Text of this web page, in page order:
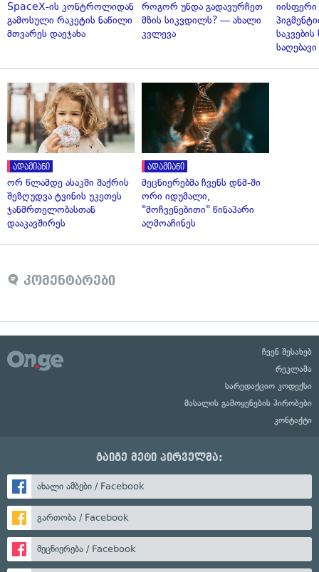
SpaceX-ის კონტროლიდან
გამოსული რაკეტის ნაწილი
მთვარეს დაეჯახა
როგორ უნდა გადავურჩეთ
მზის სიკვდილს? — ახალი
კვლევა
იისფერი
ადამიანი
ორ წლამდე ასაკში შაქრის
შეზღუდვა ტვინის უკეთეს
ჯანმრთელობასთან
დააკავშირეს
ადამიანი
მეცნიერებმა ჩვენს დნმ-ში
ორი იდუმალი,
"მოჩვენებითი" წინაპარი
აღმოაჩინეს
კომენტარები
ჩვენ შესახებ
რეკლამა
სარედაქციო კოდექსი
მასალის გამოყენების პირობები
კონტაქტი
გაიგე მეტი პირველმა:
ახალი ამბები / Facebook
გართობა / Facebook
მეცნიერება / Facebook